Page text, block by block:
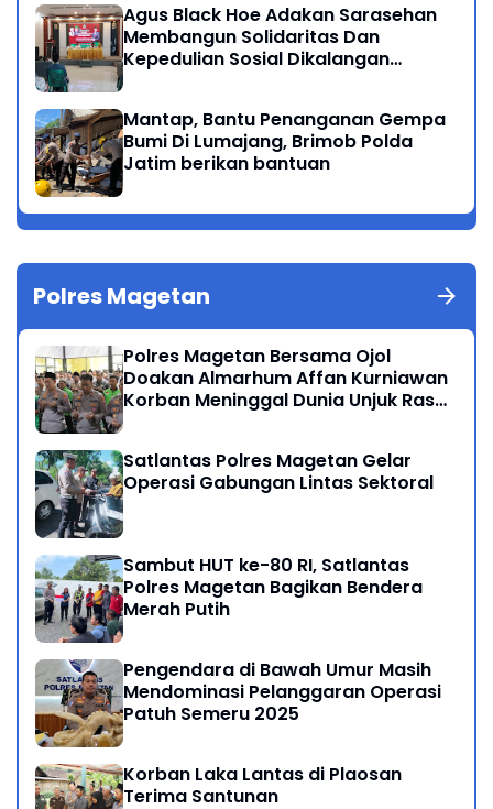
Agus Black Hoe Adakan Sarasehan
Membangun Solidaritas Dan
Kepedulian Sosial Dikalangan
Mantap, Bantu Penanganan Gempa
Bumi Di Lumajang, Brimob Polda
Jatim berikan bantuan
Polres Magetan
Polres Magetan Bersama Ojol
Doakan Almarhum Affan Kurniawan
Korban Meninggal Dunia Unjuk Rasa
Satlantas Polres Magetan Gelar
Operasi Gabungan Lintas Sektoral
Sambut HUT ke-80 RI, Satlantas
Polres Magetan Bagikan Bendera
Merah Putih
Pengendara di Bawah Umur Masih
Mendominasi Pelanggaran Operasi
Patuh Semeru 2025
Korban Laka Lantas di Plaosan
Terima Santunan